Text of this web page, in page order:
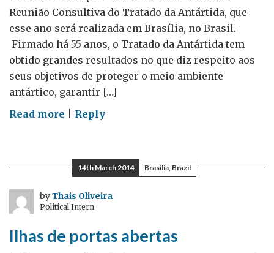
Reunião Consultiva do Tratado da Antártida, que
esse ano será realizada em Brasília, no Brasil.
Firmado há 55 anos, o Tratado da Antártida tem
obtido grandes resultados no que diz respeito aos
seus objetivos de proteger o meio ambiente
antártico, garantir […]
Read more on
colaboração
científica
realmente
Reply
14th March 2014 Brasilia, Brazil
byThais Oliveira
Political Intern
Ilhas de portas abertas